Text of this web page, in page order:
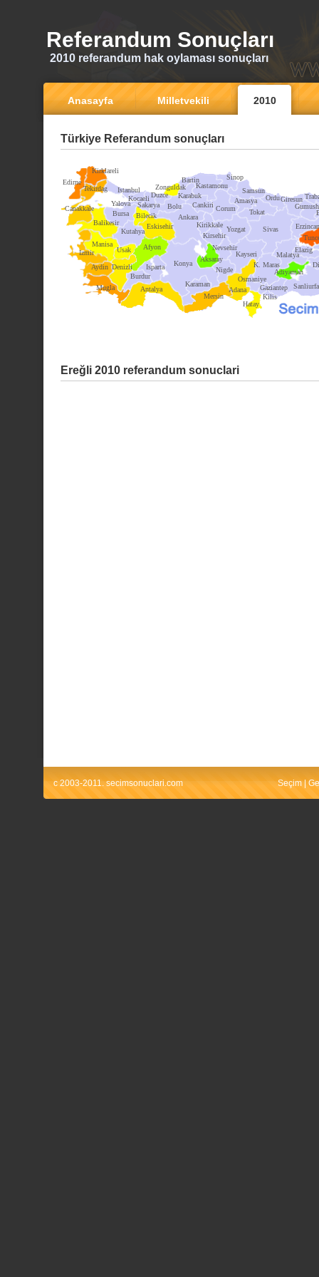
Referandum Sonuçları
2010 referandum hak oylaması sonuçları
Anasayfa Milletvekili 2010
Türkiye Referandum sonuçları
Ankara
Kirklareli
Edirne
Tekirdag
Canakkale
Balikesir
Bursa
Istanbul
Kocaeli
Sakarya
Zonguldak
Bolu
Bilecik
Eskisehir
Kutahya
Manisa
Izmir
Aydin
Mugla
Denizli
Burdur
Usak Afyon
Isparta
Antalya
Konya
Mersin
Kirsehir
Cankiri
Kastamonu
Sinop
Corum
Yozgat
Nevsehir
Nigde
Adana
Hatay
K. Maras
Kayseri
Sivas
Tokat
Amasya
Samsun
OrduGiresun
Erzincan
Malatya
Gaziantep Sanliurfa
Adiyaman
Elazig
Kirikkale
Karaman
Aksaray
Kilis
Duzce Karabuk
Bartin
Osmaniye
Yalova
Ereğli 2010 referandum sonuclari
c 2003-2011. secimsonuclari.com Seçim